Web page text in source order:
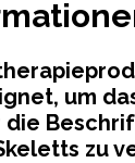
um
zu